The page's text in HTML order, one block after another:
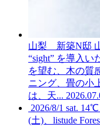
山梨 新築N邸
“sight” を導入
を望む、木の質
ニング、畳の小
は、天...
2026/8/1 sat.
(土)、listude